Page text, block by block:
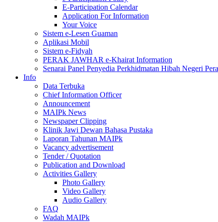
E-Participation Calendar
Application For Information
Your Voice
Sistem e-Lesen Guaman
Aplikasi Mobil
Sistem e-Fidyah
PERAK JAWHAR e-Khairat Information
Senarai Panel Penyedia Perkhidmatan Hibah Negeri
Info
Data Terbuka
Chief Information Officer
Announcement
MAIPk News
Newspaper Clipping
Klinik Jawi Dewan Bahasa Pustaka
Laporan Tahunan MAIPk
Vacancy advertisement
Tender / Quotation
Publication and Download
Activities Gallery
Photo Gallery
Video Gallery
Audio Gallery
FAQ
Wadah MAIPk